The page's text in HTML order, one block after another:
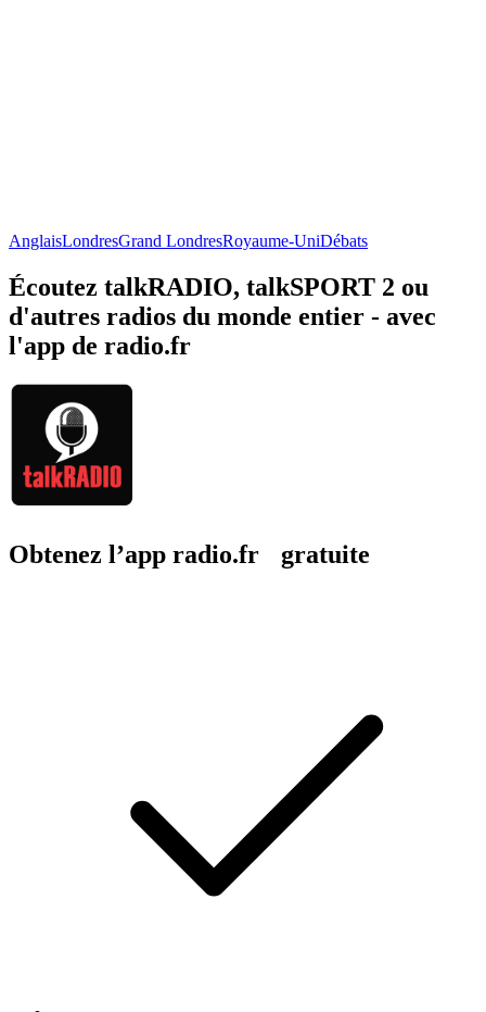
AnglaisLondresGrand LondresRoyaume-UniDébats
Écoutez talkRADIO, talkSPORT 2 ou
d'autres radios du monde entier - avec
l'app de radio.fr
Obtenez l’app radio.fr gratuite